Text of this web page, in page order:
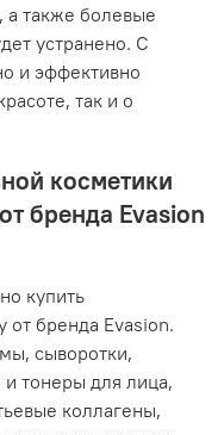
а также болевые
устранено. С
и эффективно
так и о
косметики
бренда Evasion
купить
от бренда Evasion.
сыворотки,
тонеры для лица,
коллагены,